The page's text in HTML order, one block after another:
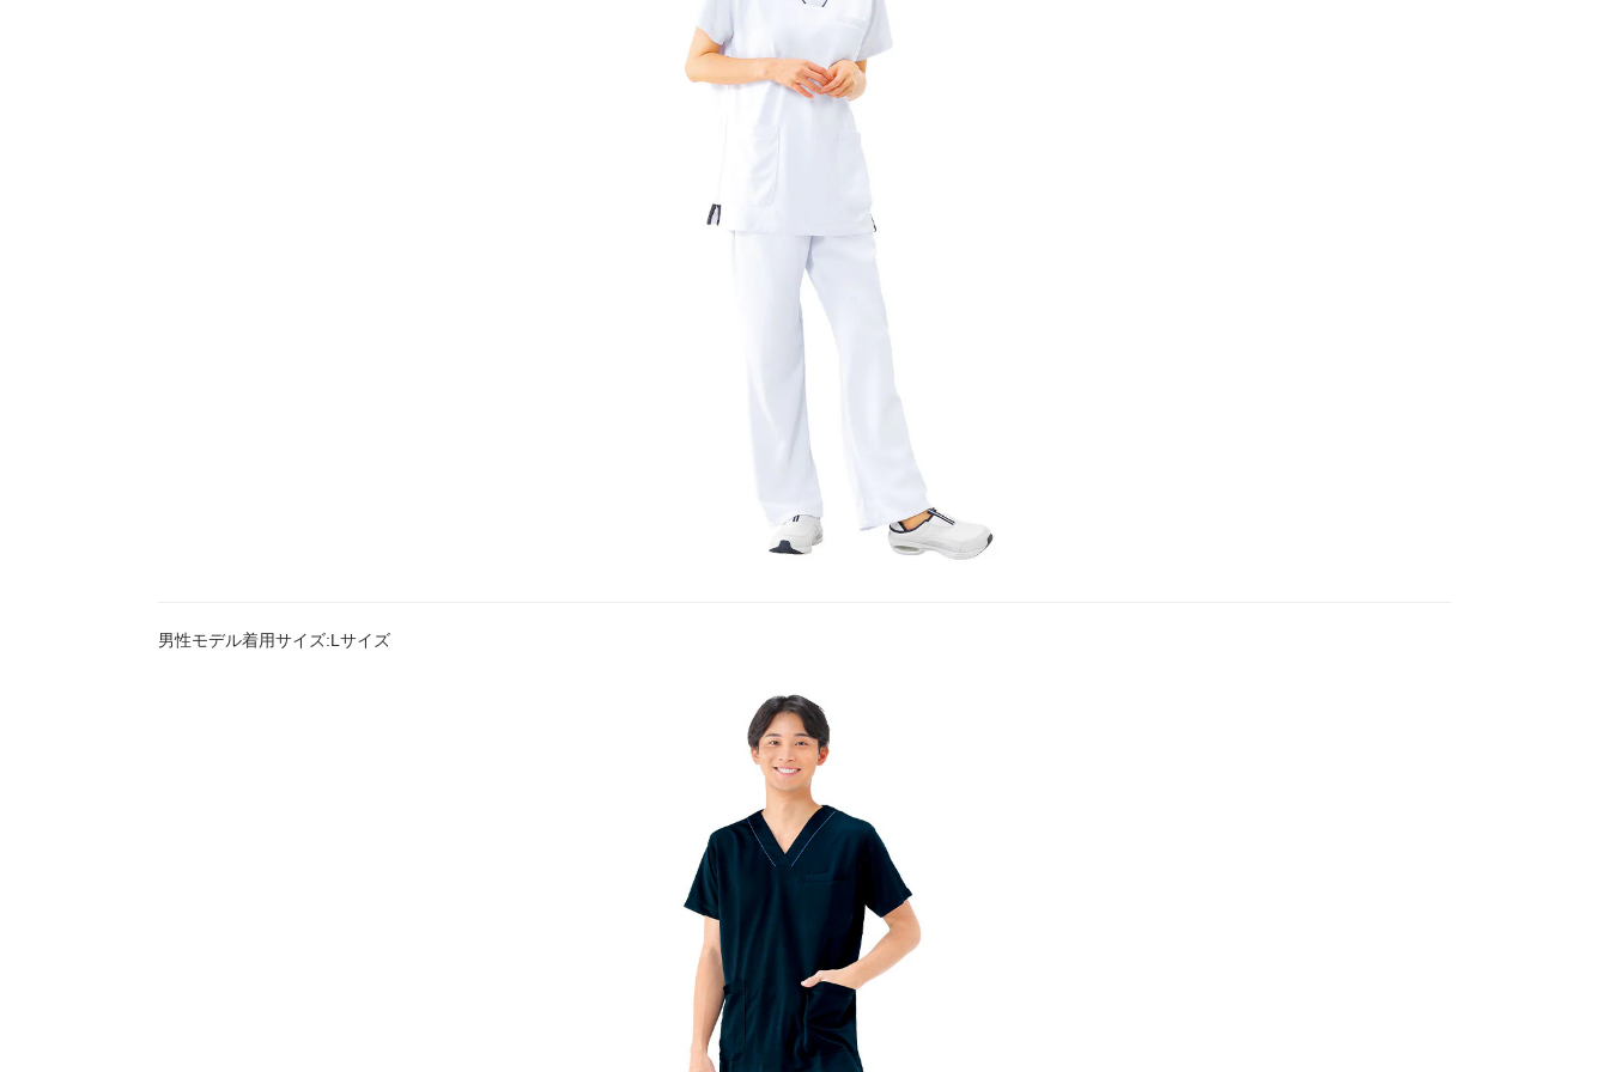
男性モデル着用サイズ:Lサイズ